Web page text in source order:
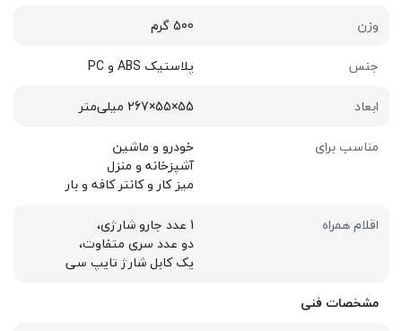
وزن
500 گرم
جنس
پلاستیک ABS و PC
ابعاد
55×55×267 میلی‌متر
مناسب برای
خودرو و ماشین
آشپزخانه و منزل
میز کار و کانتر کافه و بار
اقلام همراه
1 عدد جارو شارژی،
دو عدد سری متفاوت،
یک کابل شارژ تایپ سی
مشخصات فنی